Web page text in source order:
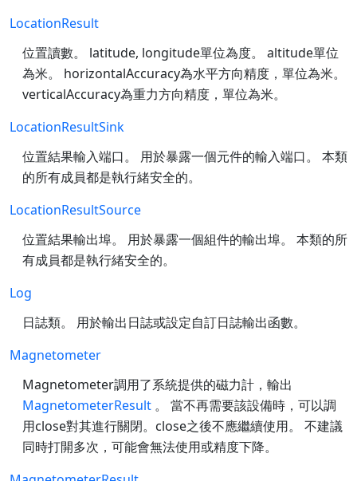
LocationResult
位置讀數。 latitude, longitude單位為度。 altitude單位
為米。 horizontalAccuracy為水平方向精度，單位為米。
verticalAccuracy為重力方向精度，單位為米。
LocationResultSink
位置結果輸入端口。 用於暴露一個元件的輸入端口。 本類
的所有成員都是執行緒安全的。
LocationResultSource
位置結果輸出埠。 用於暴露一個組件的輸出埠。 本類的所
有成員都是執行緒安全的。
Log
日誌類。 用於輸出日誌或設定自訂日誌輸出函數。
Magnetometer
Magnetometer調用了系統提供的磁力計，輸出
MagnetometerResult 。 當不再需要該設備時，可以調
用close對其進行關閉。close之後不應繼續使用。 不建議
同時打開多次，可能會無法使用或精度下降。